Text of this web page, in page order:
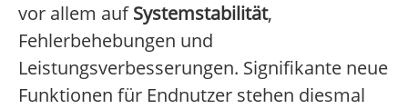
vor allem aufSystemstabilität,
Fehlerbehebungen und
Leistungsverbesserungen. Signifikante neue
Funktionen für Endnutzer stehen diesmal